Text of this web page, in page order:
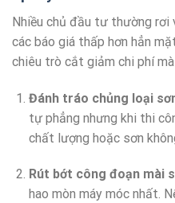
Nhiều chủ đầu tư thường rơi
các báo giá thấp hơn hẳn
chiêu trò cắt giảm chi phí
Đánh tráo chủng loại
tự phẳng nhưng khi thi
chất lượng hoặc sơn
Rút bớt công đoạn mài
hao mòn máy móc nhất.